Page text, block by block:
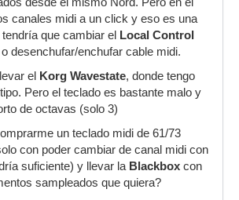
canales midi a un click y eso es una
que cambiar el
Local Control
desenchufar/enchufar cable midi.
el
Korg Wavestate, donde tengo
Pero el teclado es bastante malo y
de octavas (solo 3)
un teclado midi de 61/73
con poder cambiar de canal midi con
suficiente) y llevar la Blackbox con
sampleados que quiera?